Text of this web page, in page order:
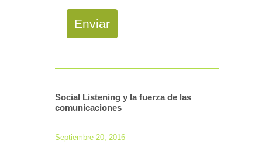
Enviar
Social Listening y la fuerza de las
comunicaciones
Septiembre 20, 2016